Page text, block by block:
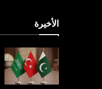
الأخيرة